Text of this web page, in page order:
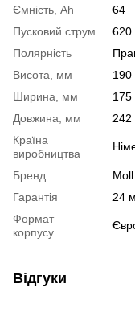
Ємність, Ah
64
Пусковий струм
620
Полярність
Висота, мм
190
Ширина, мм
175
Довжина, мм
242
Країна
виробництва
Бренд
Moll
Гарантія
24
Формат
корпусу
Відгуки